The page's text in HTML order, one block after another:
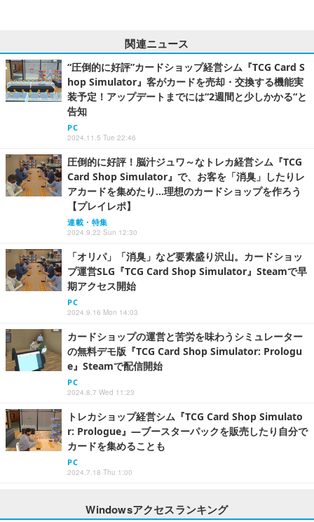
関連ニュース
“圧倒的に好評”カードショップ経営シム『TCG Card S
hop Simulator』客がカードを売却・交換する機能実
装予定！アップデートまでには“2週間と少しかかる“と
告知
PC
2024.11.5 Tue 22:46
圧倒的に好評！脳汁ジュワ～なトレカ経営シム『TCG
Card Shop Simulator』で、お客を「消臭」したりレ
アカードを集めたり…理想のカードショップを作ろう
【プレイレポ】
連載・特集
2024.9.22 Sun 12:30
「オリパ」「消臭」など要素盛り沢山。カードショッ
プ運営SLG『TCG Card Shop Simulator』Steamで早
期アクセス開始
PC
2024.9.16 Mon 14:03
カードショップの運営と苦労を味わうシミュレーター
の無料デモ版『TCG Card Shop Simulator: Prologu
e』Steamで配信開始
PC
2024.8.7 Wed 11:23
トレカショップ経営シム『TCG Card Shop Simulato
r: Prologue』―ブースターパックを販売したり自分で
カードを集めることも
PC
2024.7.18 Thu 1:00
Windowsアクセスランキング